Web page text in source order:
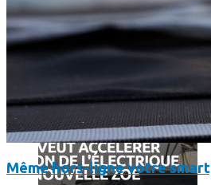
Comment utiliser « Photoshop
Même hors-ligne votre